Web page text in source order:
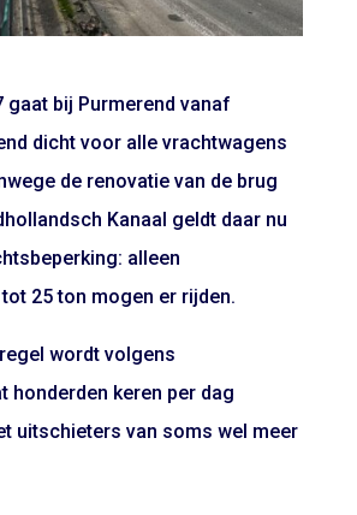
gaat bij Purmerend vanaf
dicht voor alle vrachtwagens
de renovatie van de brug
Kanaal geldt daar nu
alleen
25 ton mogen er rijden.
wordt volgens
honderden keren per dag
uitschieters van soms wel meer